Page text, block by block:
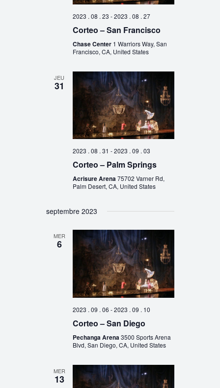
2023 . 08 . 23 -2023 . 08 . 27
Corteo – San Francisco
Chase Center 1 Warriors Way, San
Francisco, CA, United States
JEU
31
2023 . 08 . 31 -2023 . 09 . 03
Corteo – Palm Springs
Acrisure Arena75702 Varner Rd,
Palm Desert, CA, United States
septembre 2023
MER
6
2023 . 09 . 06 -2023 . 09 . 10
Corteo – San Diego
Pechanga Arena3500 Sports Arena
Blvd, San Diego, CA, United States
MER
13